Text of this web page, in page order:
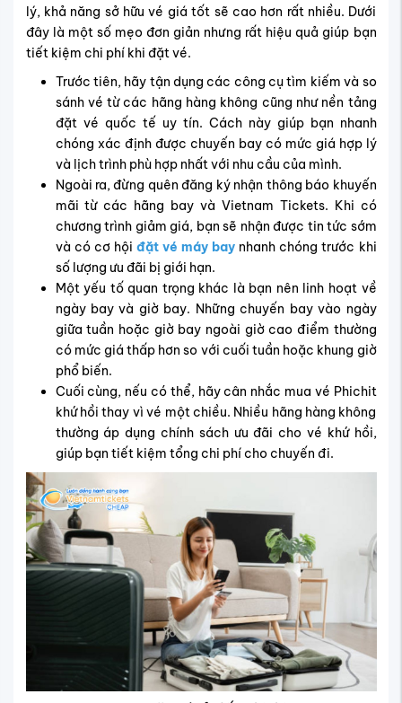
lý, khả năng sở hữu vé giá tốt sẽ cao hơn rất nhiều. Dưới
đây là một số mẹo đơn giản nhưng rất hiệu quả giúp bạn
tiết kiệm chi phí khi đặt vé.
Trước tiên, hãy tận dụng các công cụ tìm kiếm và so
sánh vé từ các hãng hàng không cũng như nền tảng
đặt vé quốc tế uy tín. Cách này giúp bạn nhanh
chóng xác định được chuyến bay có mức giá hợp lý
và lịch trình phù hợp nhất với nhu cầu của mình.
Ngoài ra, đừng quên đăng ký nhận thông báo khuyến
mãi từ các hãng bay và Vietnam Tickets. Khi có
chương trình giảm giá, bạn sẽ nhận được tin tức sớm
và có cơ hội đặt vé máy bay nhanh chóng trước khi
số lượng ưu đãi bị giới hạn.
Một yếu tố quan trọng khác là bạn nên linh hoạt về
ngày bay và giờ bay. Những chuyến bay vào ngày
giữa tuần hoặc giờ bay ngoài giờ cao điểm thường
có mức giá thấp hơn so với cuối tuần hoặc khung giờ
phổ biến.
Cuối cùng, nếu có thể, hãy cân nhắc mua vé Phichit
khứ hồi thay vì vé một chiều. Nhiều hãng hàng không
thường áp dụng chính sách ưu đãi cho vé khứ hồi,
giúp bạn tiết kiệm tổng chi phí cho chuyến đi.